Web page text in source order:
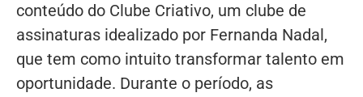
conteúdo do Clube Criativo, um clube de
assinaturas idealizado por Fernanda Nadal,
que tem como intuito transformar talento em
oportunidade. Durante o período, as